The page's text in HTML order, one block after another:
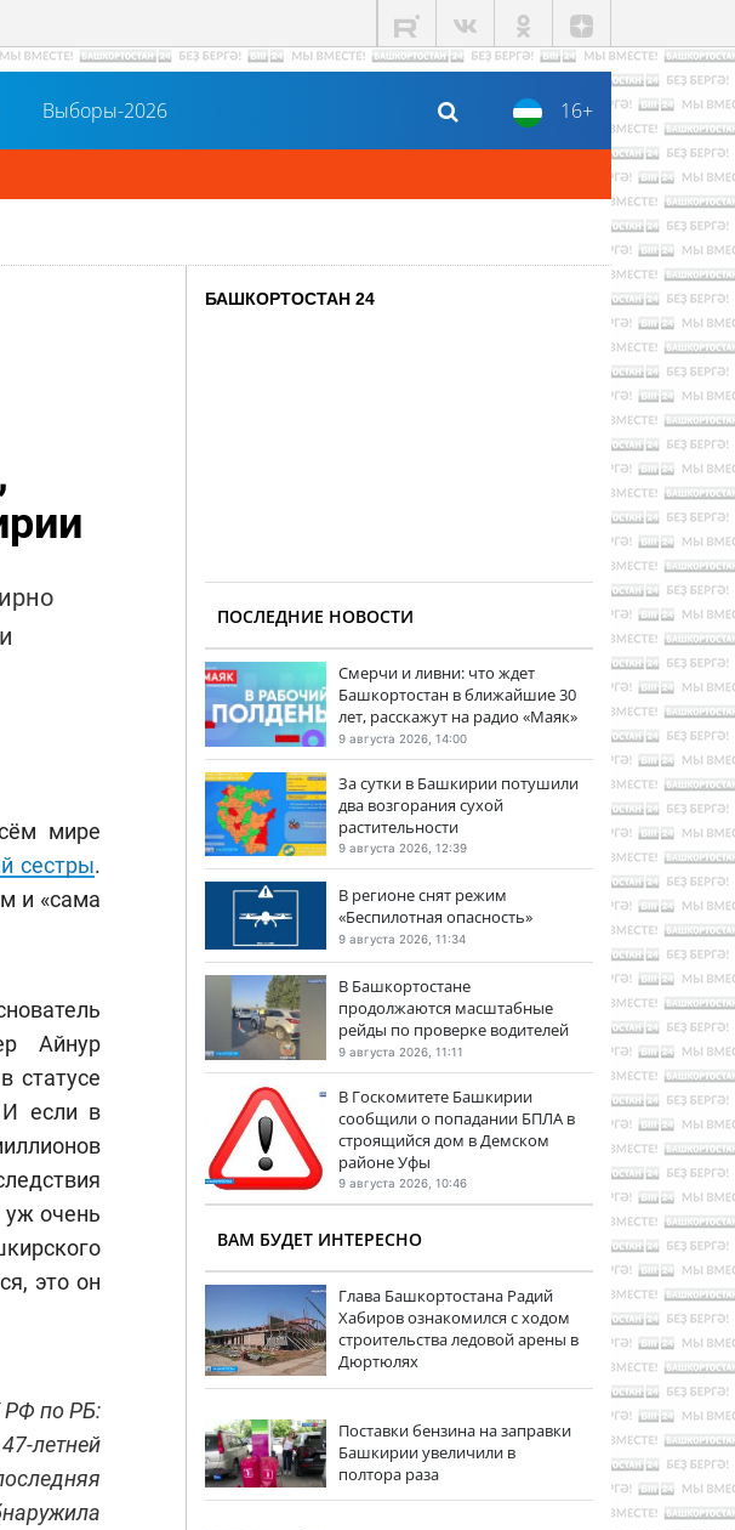
16+
Выборы-2026
мире
сестры.
и «сама
Айнур
статусе
И если в
очень
это он
РФ по РБ:
летней
БАШКОРТОСТАН 24
ПОСЛЕДНИЕ НОВОСТИ
Смерчи и ливни: что ждет
Башкортостан в ближайшие 30
лет, расскажут на радио «Маяк»
9 августа 2026, 14:00
За сутки в Башкирии потушили
два возгорания сухой
растительности
9 августа 2026, 12:39
В регионе снят режим
«Беспилотная опасность»
9 августа 2026, 11:34
В Башкортостане
продолжаются масштабные
рейды по проверке водителей
9 августа 2026, 11:11
В Госкомитете Башкирии
сообщили о попадании БПЛА в
строящийся дом в Демском
районе Уфы
9 августа 2026, 10:46
ВАМ БУДЕТ ИНТЕРЕСНО
Глава Башкортостана Радий
Хабиров ознакомился с ходом
строительства ледовой арены в
Дюртюлях
Поставки бензина на заправки
Башкирии увеличили в
полтора раза